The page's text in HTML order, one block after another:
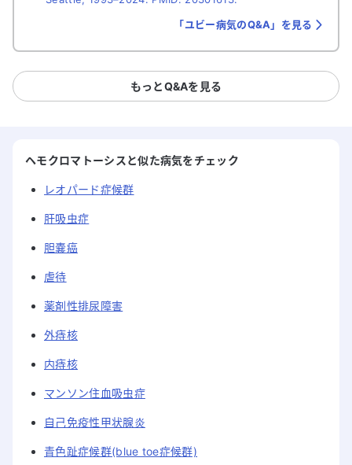
「ユビー病気のQ&A」を見る
もっとQ&Aを見る
ヘモクロマトーシスと似た病気をチェック
レオパード症候群
肝吸虫症
胆嚢癌
虐待
薬剤性排尿障害
外痔核
内痔核
マンソン住血吸虫症
自己免疫性甲状腺炎
青色趾症候群(blue toe症候群)